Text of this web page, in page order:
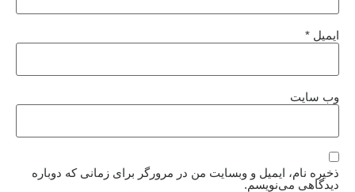
ایمیل *
وب‌ سایت
ذخیره نام، ایمیل و وبسایت من در مرورگر برای زمانی که دوباره
دیدگاهی می‌نویسم.